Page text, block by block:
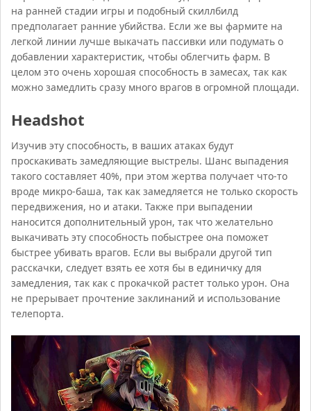
на ранней стадии игры и подобный скиллбилд
предполагает ранние убийства. Если же вы фармите на
легкой линии лучше выкачать пассивки или подумать о
добавлении характеристик, чтобы облегчить фарм. В
целом это очень хорошая способность в замесах, так как
можно замедлить сразу много врагов в огромной площади.
Headshot
Изучив эту способность, в ваших атаках будут
проскакивать замедляющие выстрелы. Шанс выпадения
такого составляет 40%, при этом жертва получает что-то
вроде микро-баша, так как замедляется не только скорость
передвижения, но и атаки. Также при выпадении
наносится дополнительный урон, так что желательно
выкачивать эту способность побыстрее она поможет
быстрее убивать врагов. Если вы выбрали другой тип
расскачки, следует взять ее хотя бы в единичку для
замедления, так как с прокачкой растет только урон. Она
не прерывает прочтение заклинаний и использование
телепорта.